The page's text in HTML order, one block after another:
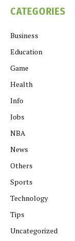
CATEGORIES
Business
Education
Game
Health
Info
Jobs
NBA
News
Others
Sports
Technology
Tips
Uncategorized